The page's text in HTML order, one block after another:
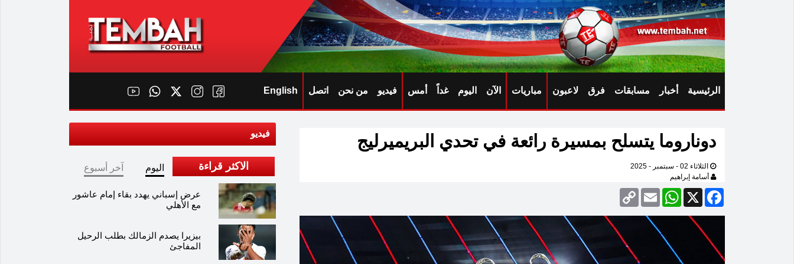
الرئيسية أخبار مسابقات فرق لاعبون مباريات الآن اليوم غداً أمس فيديو من نحن اتصل English
دوناروما يتسلح بمسيرة رائعة في تحدي البريميرليج
الثلاثاء 02 - سبتمبر - 2025
أسامة إبراهيم
Facebook
X
WhatsApp
Email
Copy
Link
فيديو
الاكثر قراءة اليوم آخر أسبوع
عرض إسباني يهدد بقاء إمام عاشور
مع الأهلي
بيزيرا يصدم الزمالك بطلب الرحيل
المفاجئ